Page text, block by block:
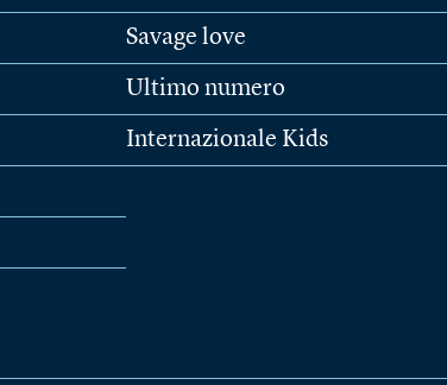
Savage love
Ultimo numero
Internazionale Kids